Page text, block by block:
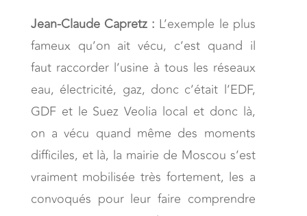
Jean-Claude Capretz : L’exemple le plus
fameux qu’on ait vécu, c’est quand il
faut raccorder l’usine à tous les réseaux
eau, électricité, gaz, donc c’était l’EDF,
GDF et le Suez Veolia local et donc là,
on a vécu quand même des moments
difficiles, et là, la mairie de Moscou s’est
vraiment mobilisée très fortement, les a
convoqués pour leur faire comprendre